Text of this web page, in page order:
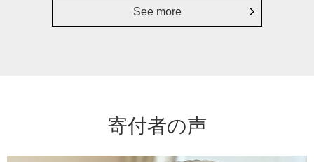
See more
寄付者の声